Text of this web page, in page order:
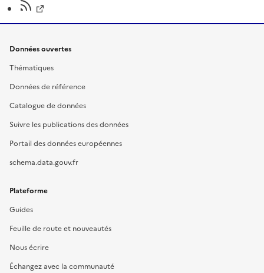
Données ouvertes
Thématiques
Données de référence
Catalogue de données
Suivre les publications des données
Portail des données européennes
schema.data.gouv.fr
Plateforme
Guides
Feuille de route et nouveautés
Nous écrire
Échangez avec la communauté